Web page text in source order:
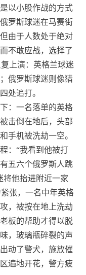
以小股作战的方式
罗斯球迷在马赛街
由于人数处于绝对
不敢应战，选择了
上演：英格兰球迷
俄罗斯球迷则像猎
处追打。
：一名落单的英格
击倒在地后，头部
手机被洗劫一空。
：“我看到他被打
五六个俄罗斯人跳
将他抬进附近一家
张，一名中年英格
，被按在地上洗劫
板的帮助才得以脱
，玻璃瓶碎裂的声
动了警犬，施放催
遍地开花，警方疲